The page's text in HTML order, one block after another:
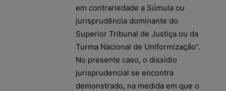
em contrariedade a Súmula ou
jurisprudência dominante do
Superior Tribunal de Justiça ou da
Turma Nacional de Uniformização”.
No presente caso, o dissídio
jurisprudencial se encontra
demonstrado, na medida em que o